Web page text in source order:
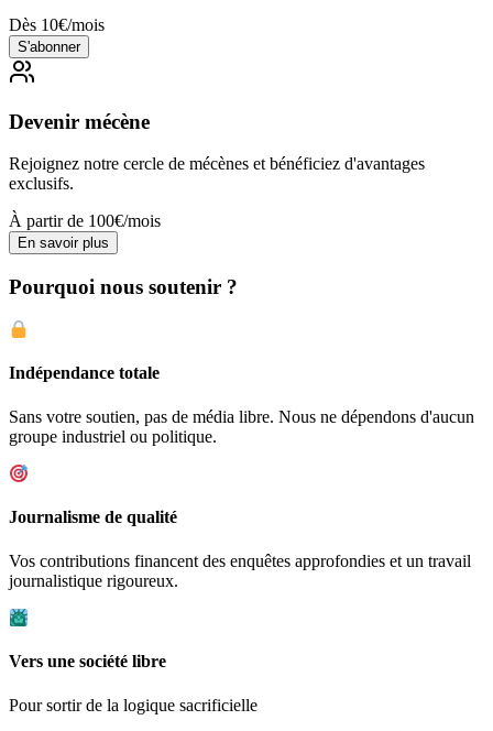
Dès 10€/mois
S'abonner
Devenir mécène
Rejoignez notre cercle de mécènes et bénéficiez d'avantages
exclusifs.
À partir de 100€/mois
En savoir plus
Pourquoi nous soutenir ?
Indépendance totale
Sans votre soutien, pas de média libre. Nous ne dépendons d'aucun
groupe industriel ou politique.
Journalisme de qualité
Vos contributions financent des enquêtes approfondies et un travail
journalistique rigoureux.
Vers une société libre
Pour sortir de la logique sacrificielle